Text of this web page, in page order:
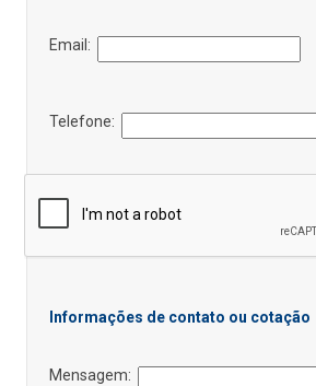
Email:
Telefone:
Informações de contato ou cotação
Mensagem: